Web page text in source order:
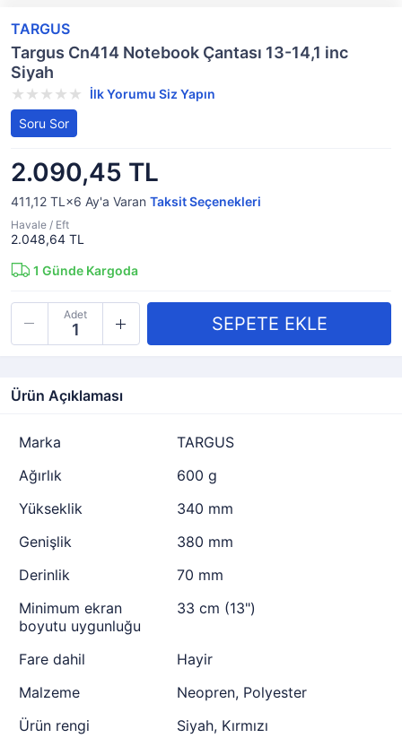
TARGUS
Targus Cn414 Notebook Çantası 13-14,1 inc
Siyah
İlk Yorumu Siz Yapın
Soru Sor
2.090,45 TL
411,12 TL×6 Ay'a Varan Taksit Seçenekleri
Havale / Eft
2.048,64 TL
1 Günde Kargoda
Adet
Ürün Açıklaması
Marka
TARGUS
Ağırlık
600 g
Yükseklik
340 mm
Genişlik
380 mm
Derinlik
70 mm
Minimum ekran
boyutu uygunluğu
33 cm (13")
Fare dahil
Hayir
Malzeme
Neopren, Polyester
Ürün rengi
Siyah, Kırmızı